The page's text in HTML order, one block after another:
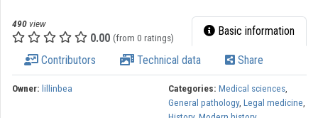
490 view
0.00 (from 0 ratings) Basic information
Contributors Technical data Share
Owner: lillinbea Categories: Medical sciences,
General pathology, Legal medicine,